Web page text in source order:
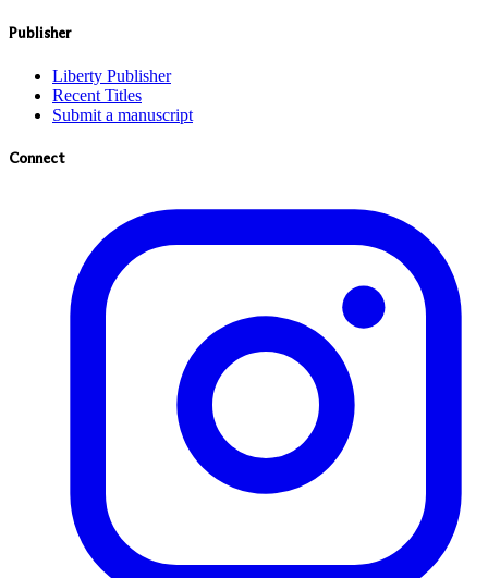
Publisher
Liberty Publisher
Recent Titles
Submit a manuscript
Connect